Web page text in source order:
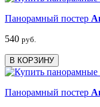
Панорамный постер
540 руб.
В КОРЗИНУ
Панорамный постер